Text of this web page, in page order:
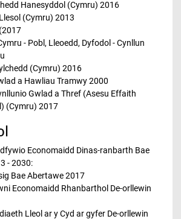
Hanesyddol (Cymru) 2016
(Cymru) 2013
- Pobl, Lleoedd, Dyfodol - Cynllun
(Cymru) 2016
a Hawliau Tramwy 2000
Gwlad a Thref (Asesu Effaith
(Cymru) 2017
Economaidd Dinas-ranbarth Bae
- 2030:
Bae Abertawe 2017
Economaidd Rhanbarthol De-orllewin
Lleol ar y Cyd ar gyfer De-orllewin